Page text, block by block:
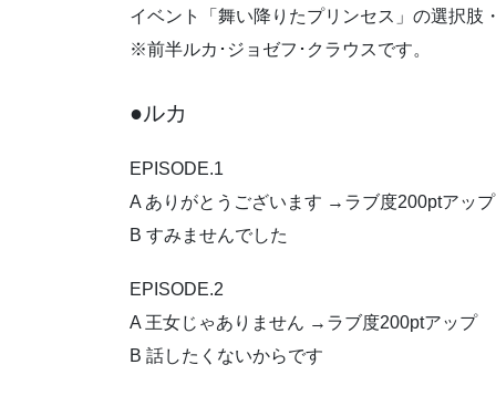
イベント「舞い降りたプリンセス」の選択肢
※前半ルカ･ジョゼフ･クラウスです。
●ルカ
EPISODE.1
A ありがとうございます →ラブ度200ptアップ
B すみませんでした
EPISODE.2
A 王女じゃありません →ラブ度200ptアップ
B 話したくないからです